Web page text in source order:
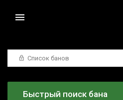
Список банов
Быстрый поиск бана